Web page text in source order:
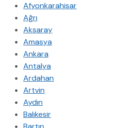
Afyonkarahisar
Ağrı
Aksaray
Amasya
Ankara
Antalya
Ardahan
Artvin
Aydın
Balıkesir